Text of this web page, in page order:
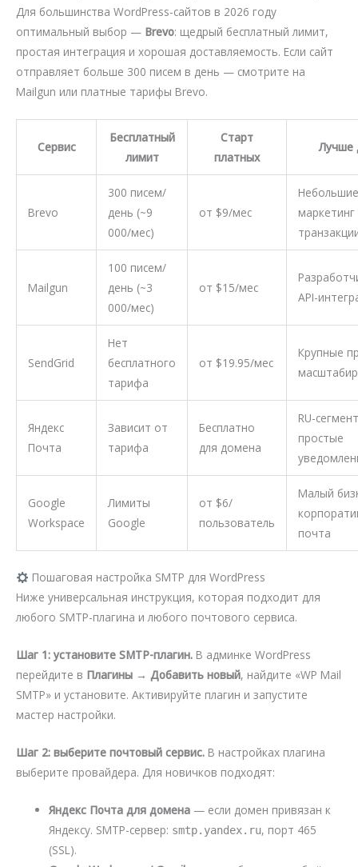
Для большинства WordPress-сайтов в 2026 году
оптимальный выбор — Brevo: щедрый бесплатный лимит,
простая интеграция и хорошая доставляемость. Если сайт
отправляет больше 300 писем в день — смотрите на
Mailgun или платные тарифы Brevo.
Сервис
Бесплатный
лимит
Старт
платных
Лучше
Brevo
300 писем/
день (~9
000/мес)
от $9/мес
маркетинг
Mailgun
100 писем/
день (~3
000/мес)
от $15/мес
API-
SendGrid
Нет
бесплатного
тарифа
от $19.95/мес
Крупные
Яндекс
Почта
Зависит от
тарифа
Бесплатно
для домена
RU-
простые
Google
Workspace
Лимиты
Google
от $6/
пользователь
Малый
почта
Пошаговая настройка SMTP для WordPress
Ниже универсальная инструкция, которая подходит для
любого SMTP-плагина и любого почтового сервиса.
Шаг 1: установите SMTP-плагин. В админке WordPress
перейдите в Плагины → Добавить новый, найдите «WP Mail
SMTP» и установите. Активируйте плагин и запустите
мастер настройки.
Шаг 2: выберите почтовый сервис. В настройках плагина
выберите провайдера. Для новичков подходят:
Яндекс Почта для домена — если домен привязан к
Яндексу. SMTP-сервер: smtp.yandex.ru, порт 465
(SSL).